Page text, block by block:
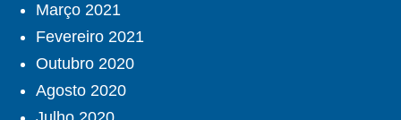
Março 2021
Fevereiro 2021
Outubro 2020
Agosto 2020